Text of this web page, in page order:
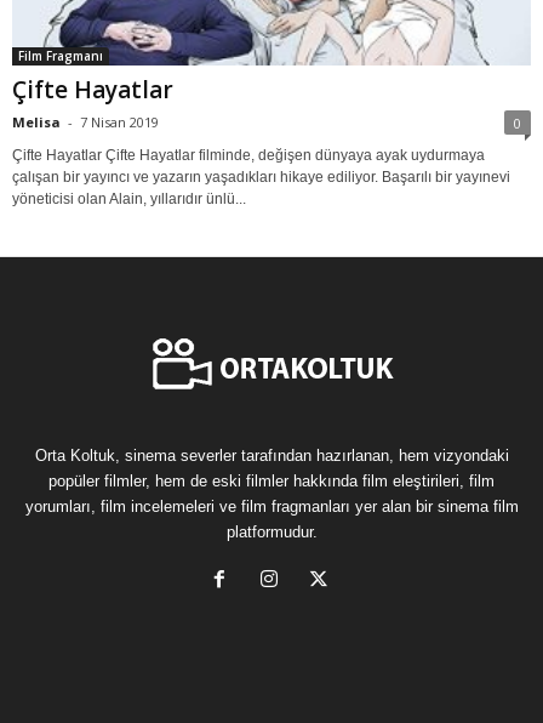
Film Fragmanı
Çifte Hayatlar
Melisa - 7 Nisan 2019 0
Çifte Hayatlar Çifte Hayatlar filminde, değişen dünyaya ayak uydurmaya
çalışan bir yayıncı ve yazarın yaşadıkları hikaye ediliyor. Başarılı bir yayınevi
yöneticisi olan Alain, yıllarıdır ünlü...
Orta Koltuk, sinema severler tarafından hazırlanan, hem vizyondaki
popüler filmler, hem de eski filmler hakkında film eleştirileri, film
yorumları, film incelemeleri ve film fragmanları yer alan bir sinema film
platformudur.